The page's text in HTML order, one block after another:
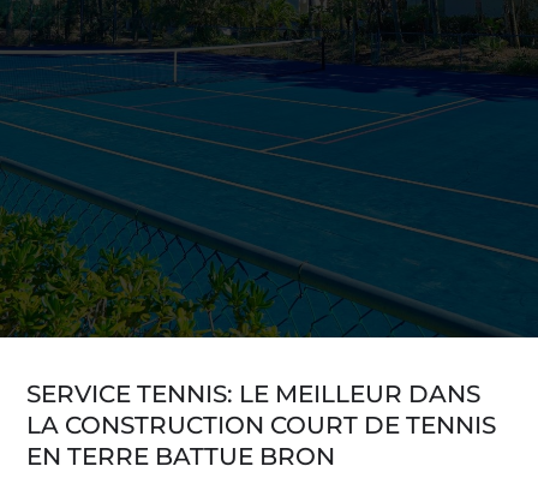
SERVICE TENNIS: LE MEILLEUR DANS
LA CONSTRUCTION COURT DE TENNIS
EN TERRE BATTUE BRON